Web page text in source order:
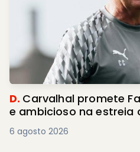
D. Carvalhal promete
e ambicioso na estreia
6 agosto 2026